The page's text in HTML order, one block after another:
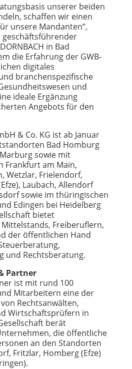
unserer beiden
schaffen wir einen
unsere Mandanten“,
geschäftsführender
in Bad
die Erfahrung der GWB-
digitales
branchenspezifische
und
ideale Ergänzung
Angebots für den
& Co. KG ist ab Januar
Bad Homburg
sowie mit
Frankfurt am Main,
Wetzlar, Frielendorf,
Laubach, Allendorf
sowie im thüringischen
Edingen bei Heidelberg
bietet
Freiberuflern,
der öffentlichen Hand
und Rechtsberatung.
Partner
ist mit rund 100
Mitarbeitern eine der
Rechtsanwälten,
Wirtschaftsprüfern in
berät
die öffentliche
an den Standorten
Fritzlar, Homberg (Efze)